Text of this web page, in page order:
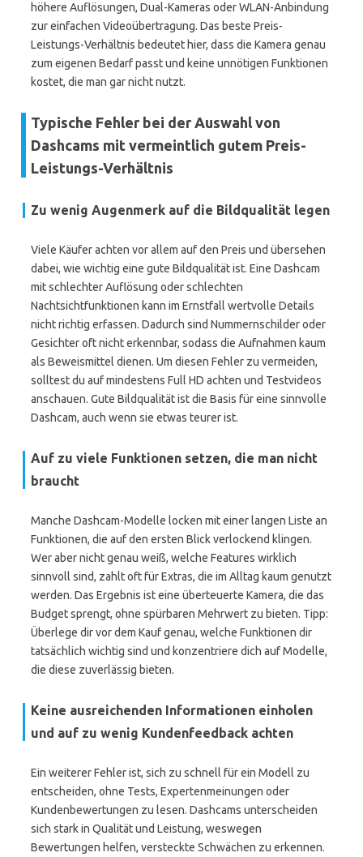
höhere Auflösungen, Dual-Kameras oder WLAN-Anbindung
zur einfachen Videoübertragung. Das beste Preis-
Leistungs-Verhältnis bedeutet hier, dass die Kamera genau
zum eigenen Bedarf passt und keine unnötigen Funktionen
kostet, die man gar nicht nutzt.
Typische Fehler bei der Auswahl von
Dashcams mit vermeintlich gutem Preis-
Leistungs-Verhältnis
Zu wenig Augenmerk auf die Bildqualität legen
Viele Käufer achten vor allem auf den Preis und übersehen
dabei, wie wichtig eine gute Bildqualität ist. Eine Dashcam
mit schlechter Auflösung oder schlechten
Nachtsichtfunktionen kann im Ernstfall wertvolle Details
nicht richtig erfassen. Dadurch sind Nummernschilder oder
Gesichter oft nicht erkennbar, sodass die Aufnahmen kaum
als Beweismittel dienen. Um diesen Fehler zu vermeiden,
solltest du auf mindestens Full HD achten und Testvideos
anschauen. Gute Bildqualität ist die Basis für eine sinnvolle
Dashcam, auch wenn sie etwas teurer ist.
Auf zu viele Funktionen setzen, die man nicht
braucht
Manche Dashcam-Modelle locken mit einer langen Liste an
Funktionen, die auf den ersten Blick verlockend klingen.
Wer aber nicht genau weiß, welche Features wirklich
sinnvoll sind, zahlt oft für Extras, die im Alltag kaum genutzt
werden. Das Ergebnis ist eine überteuerte Kamera, die das
Budget sprengt, ohne spürbaren Mehrwert zu bieten. Tipp:
Überlege dir vor dem Kauf genau, welche Funktionen dir
tatsächlich wichtig sind und konzentriere dich auf Modelle,
die diese zuverlässig bieten.
Keine ausreichenden Informationen einholen
und auf zu wenig Kundenfeedback achten
Ein weiterer Fehler ist, sich zu schnell für ein Modell zu
entscheiden, ohne Tests, Expertenmeinungen oder
Kundenbewertungen zu lesen. Dashcams unterscheiden
sich stark in Qualität und Leistung, weswegen
Bewertungen helfen, versteckte Schwächen zu erkennen.